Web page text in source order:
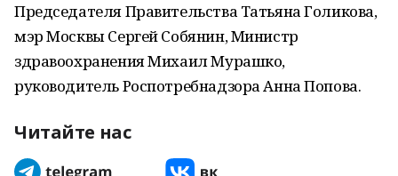
Председателя Правительства Татьяна Голикова,
мэр Москвы Сергей Собянин, Министр
здравоохранения Михаил Мурашко,
руководитель Роспотребнадзора Анна Попова.
Читайте нас